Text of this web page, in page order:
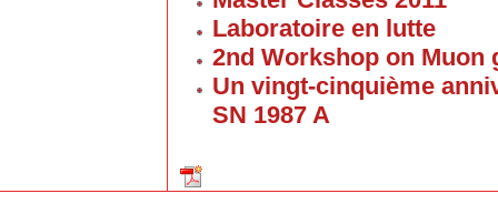
Laboratoire en lutte
2nd Workshop on Muon
Un vingt-cinquième
SN 1987 A